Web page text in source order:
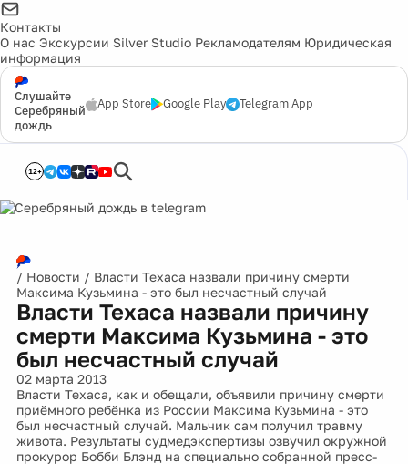
Контакты
О нас Экскурсии Silver Studio Рекламодателям Юридическая
информация
Слушайте
Серебряный
дождь
App Store Google Play Telegram App
12+
/ Новости / Власти Техаса назвали причину смерти
Максима Кузьмина - это был несчастный случай
Власти Техаса назвали причину
смерти Максима Кузьмина - это
был несчастный случай
02 марта 2013
Власти Техаса, как и обещали, объявили причину смерти
приёмного ребёнка из России Максима Кузьмина - это
был несчастный случай. Мальчик сам получил травму
живота. Результаты судмедэкспертизы озвучил окружной
прокурор Бобби Блэнд на специально собранной пресс-